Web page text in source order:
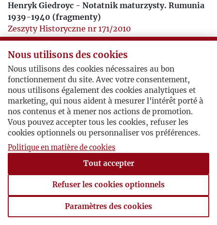
Henryk Giedroyc - Notatnik maturzysty. Rumunia
1939-1940 (fragmenty)
Zeszyty Historyczne nr 171/2010
Dziennik Henryka Giedroycia 1939-1940
wersja, wydanie elektroniczne
Nous utilisons des cookies
Nous utilisons des cookies nécessaires au bon
fonctionnement du site. Avec votre consentement,
nous utilisons également des cookies analytiques et
marketing, qui nous aident à mesurer l'intérêt porté à
nos contenus et à mener nos actions de promotion.
Vous pouvez accepter tous les cookies, refuser les
cookies optionnels ou personnaliser vos préférences.
Politique en matière de cookies
Tout accepter
Refuser les cookies optionnels
Paramètres des cookies
Paramètres des cookies